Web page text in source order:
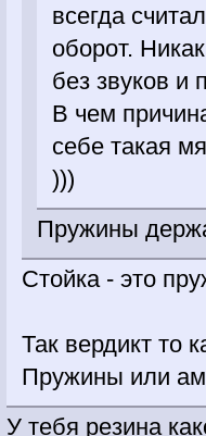
всегда
оборот.
без звуков и
В чем
себе такая
)))
Пружины
Стойка - это
Так вердикт то
Пружины или
У тебя резина